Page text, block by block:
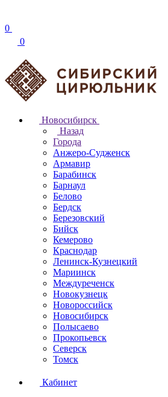
0
0
Новосибирск
Назад
Города
Анжеро-Судженск
Армавир
Барабинск
Барнаул
Белово
Бердск
Березовский
Бийск
Кемерово
Краснодар
Ленинск-Кузнецкий
Мариинск
Междуреченск
Новокузнецк
Новороссийск
Новосибирск
Полысаево
Прокопьевск
Северск
Томск
Кабинет